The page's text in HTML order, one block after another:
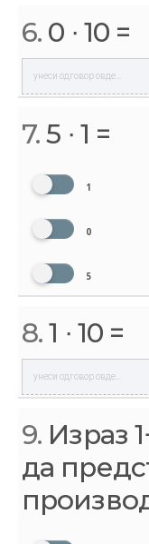
6. 0 ∙ 10 =
7.5 ∙ 1 =
1
0
5
8.1 ∙ 10 =
9. Израз
да